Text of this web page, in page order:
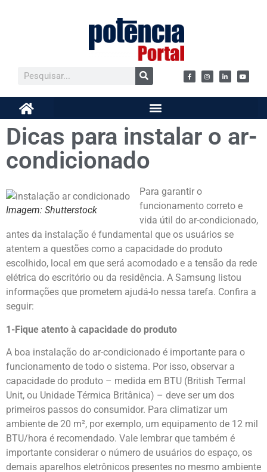
Dicas para instalar o ar-
condicionado
Imagem: Shutterstock
Para garantir o
funcionamento correto e
vida útil do ar-condicionado,
antes da instalação é fundamental que os usuários se
atentem a questões como a capacidade do produto
escolhido, local em que será acomodado e a tensão da rede
elétrica do escritório ou da residência. A Samsung listou
informações que prometem ajudá-lo nessa tarefa. Confira a
seguir:
1-Fique atento à capacidade do produto
A boa instalação do ar-condicionado é importante para o
funcionamento de todo o sistema. Por isso, observar a
capacidade do produto – medida em BTU (British Termal
Unit, ou Unidade Térmica Britânica) – deve ser um dos
primeiros passos do consumidor. Para climatizar um
ambiente de 20 m², por exemplo, um equipamento de 12 mil
BTU/hora é recomendado. Vale lembrar que também é
importante considerar o número de usuários do espaço, os
demais aparelhos eletrônicos presentes no mesmo ambiente